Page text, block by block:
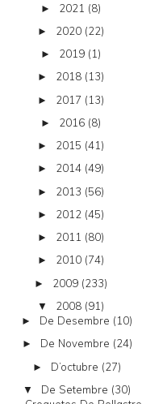
► 2021 (8)
► 2020 (22)
► 2019 (1)
► 2018 (13)
► 2017 (13)
► 2016 (8)
► 2015 (41)
► 2014 (49)
► 2013 (56)
► 2012 (45)
► 2011 (80)
► 2010 (74)
► 2009 (233)
▼ 2008 (91)
► De Desembre (10)
► De Novembre (24)
► D’octubre (27)
▼ De Setembre (30)